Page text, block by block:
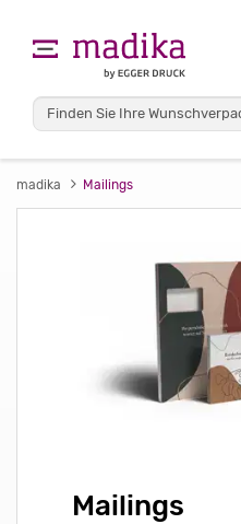
madika Mailings
Mailings